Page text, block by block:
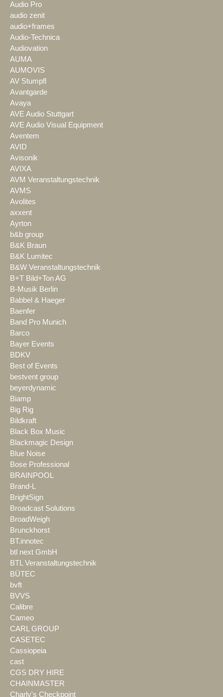
Audio Pro
audio zenit
audio+frames
Audio-Technica
Audiovation
AUMA
AUMOVIS
AV Stumpfl
Avantgarde
Avaya
AVE Audio Stuttgart
AVE Audio Visual Equipment
Aventem
AVID
Avisonik
AVIXA
AVM Veranstaltungstechnik
AVMS
Avolites
axxent
Ayrton
b&b group
B&K Braun
B&K Lumitec
B&W Veranstaltungstechnik
B+T Bild+Ton AG
B-Musik Berlin
Babbel & Haeger
Baenfer
Band Pro Munich
Barco
Bayer Events
BDKV
Best of Events
bestvent group
beyerdynamic
Biamp
Big Rig
Bildkraft
Black Box Music
Blackmagic Design
Blue Noise
Bose Professional
BRAINPOOL
Brand-L
BrightSign
Broadcast Solutions
BroadWeigh
Brunckhorst
BT.innotec
btl next GmbH
BTL Veranstaltungstechnik
BÜTEC
bvft
BVVS
Calibre
Cameo
CARL GROUP
CASETEC
Cassiopeia
cast
CGS DRY HIRE
CHAINMASTER
Charly's Checkpoint